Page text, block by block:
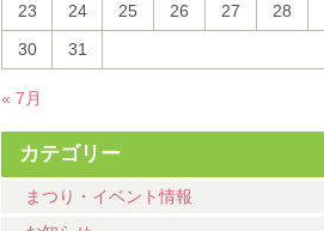
23
24 25 26 27 28
30
31
« 7月
カテゴリー
まつり・イベント情報